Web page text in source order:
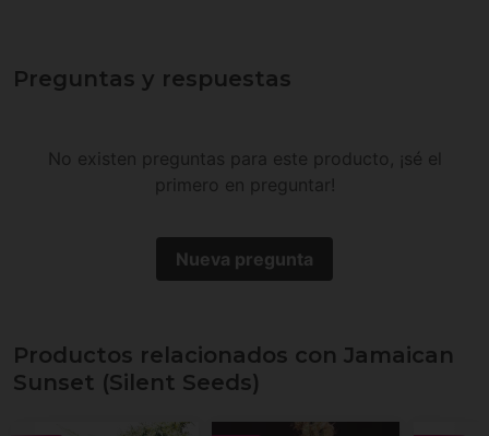
Preguntas y respuestas
No existen preguntas para este producto, ¡sé el
primero en preguntar!
Nueva pregunta
Productos relacionados con Jamaican
Sunset (Silent Seeds)